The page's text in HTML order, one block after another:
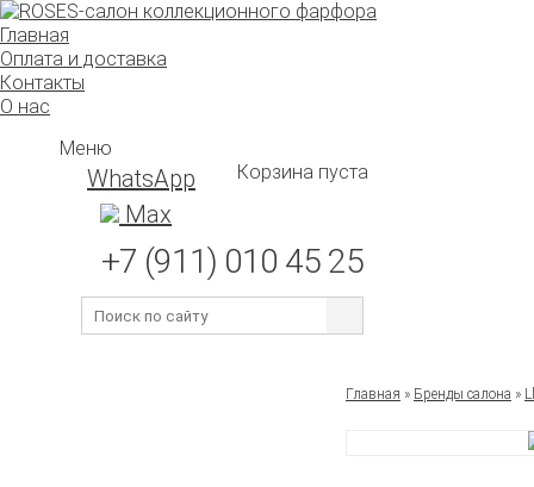
Главная
Оплата и доставка
Контакты
О нас
Меню
WhatsApp
Max
Корзина пуста
+7 (911) 010 45 25
Главная » Бренды салона »